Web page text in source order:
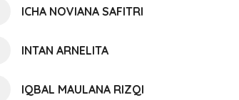
ICHA NOVIANA SAFITRI
INTAN ARNELITA
IQBAL MAULANA RIZQI